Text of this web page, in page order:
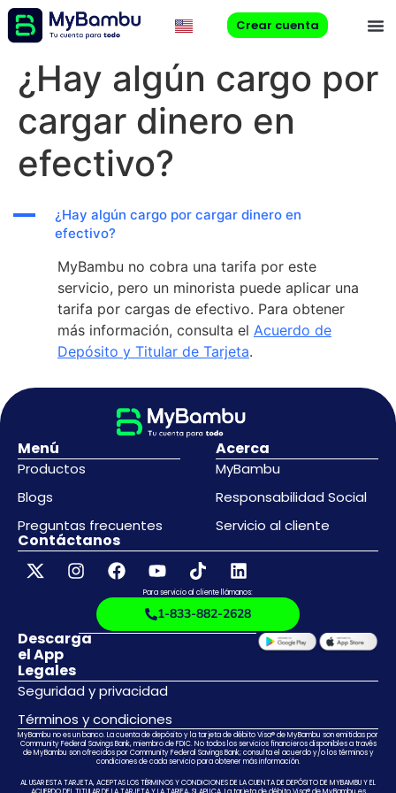
Crear cuenta
¿Hay algún cargo por
cargar dinero en
efectivo?
A
¿Hay algún cargo por cargar dinero en
efectivo?
MyBambu no cobra una tarifa por este
servicio, pero un minorista puede aplicar una
tarifa por cargas de efectivo. Para obtener
más información, consulta el Acuerdo de
Depósito y Titular de Tarjeta.
Menú
Productos
Blogs
Preguntas frecuentes
Acerca
MyBambu
Responsabilidad Social
Servicio al cliente
Legales
Seguridad y privacidad
Términos y condiciones
Contáctanos
Para servicio al cliente llámanos:
1-833-882-2628
Descarga
el App
MyBambu no es un banco. La cuenta de depósito y la tarjeta de débito Visa® de MyBambu son emitidas por
Community Federal Savings Bank, miembro de FDIC. No todos los servicios financieros disponibles a través
de MyBambu son ofrecidos por Community Federal Savings Bank; consulta el acuerdo y/o los términos y
condiciones de cada servicio para obtener más información.
AL USAR ESTA TARJETA, ACEPTAS LOS TÉRMINOS Y CONDICIONES DE LA CUENTA DE DEPÓSITO DE MYBAMBU Y EL